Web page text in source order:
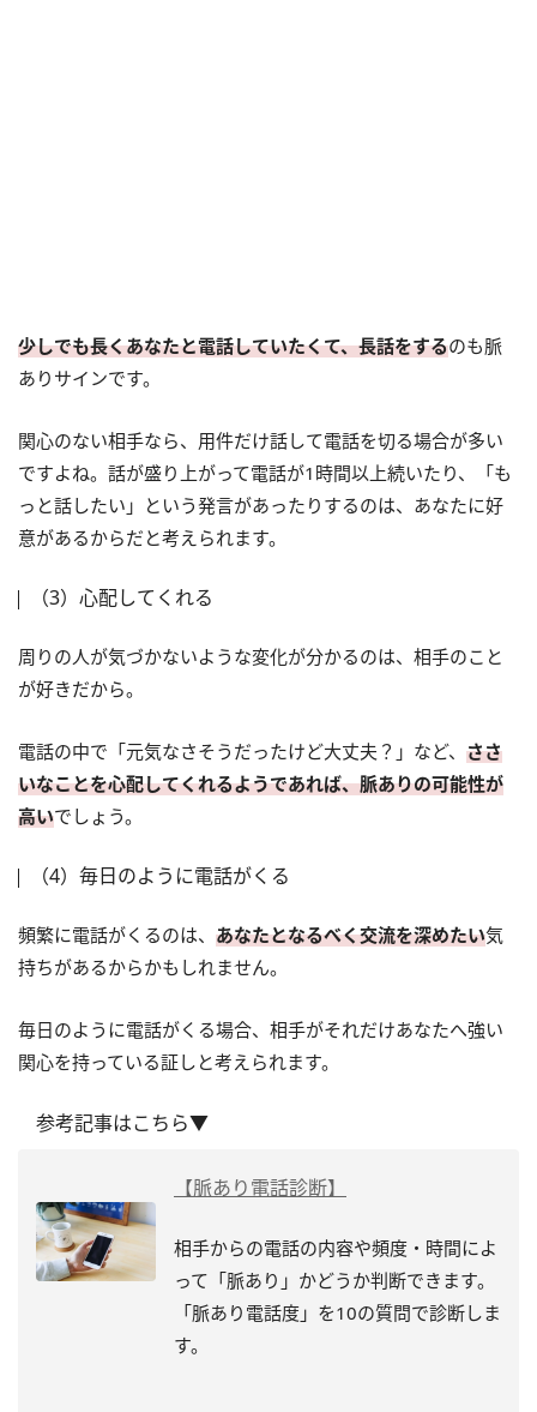
少しでも長くあなたと電話していたくて、長話をするのも脈
ありサインです。
関心のない相手なら、用件だけ話して電話を切る場合が多い
ですよね。話が盛り上がって電話が1時間以上続いたり、「も
っと話したい」という発言があったりするのは、あなたに好
意があるからだと考えられます。
（3）心配してくれる
周りの人が気づかないような変化が分かるのは、相手のこと
が好きだから。
電話の中で「元気なさそうだったけど大丈夫？」など、 ささ
いなことを心配してくれるようであれば、脈ありの可能性が
高いでしょう。
（4）毎日のように電話がくる
頻繁に電話がくるのは、 あなたとなるべく交流を深めたい気
持ちがあるからかもしれません。
毎日のように電話がくる場合、相手がそれだけあなたへ強い
関心を持っている証しと考えられます。
参考記事はこちら▼
【脈あり電話診断】
相手からの電話の内容や頻度・時間によ
って「脈あり」かどうか判断できます。
「脈あり電話度」を10の質問で診断しま
す。